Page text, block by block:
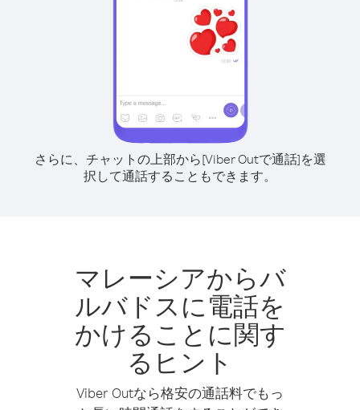
さらに、チャットの上部から[Viber Outで通話]を選
択して通話することもできます。
マレーシアからバ
ルバドスに電話を
かけることに関す
るヒント
Viber Outなら格安の通話料でもっ